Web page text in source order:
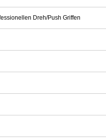
Dreh/Push Griffen